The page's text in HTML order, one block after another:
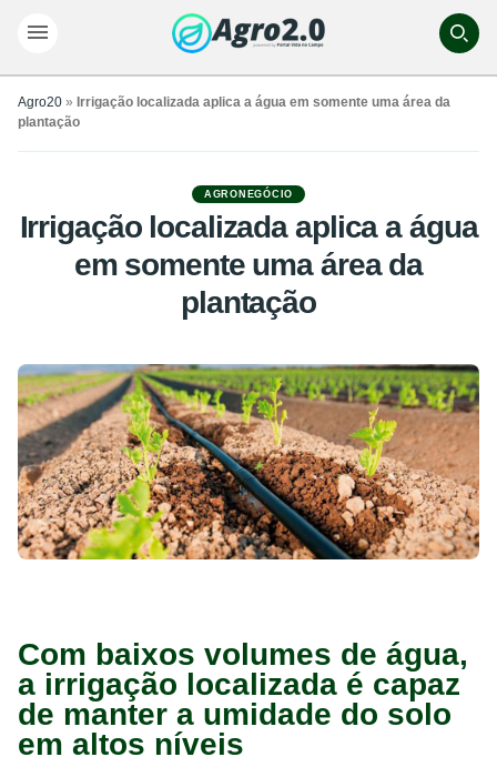
Agro20 » Irrigação localizada aplica a água em somente uma área da
plantação
AGRONEGÓCIO
Irrigação localizada aplica a água
em somente uma área da
plantação
Com baixos volumes de água,
a irrigação localizada é capaz
de manter a umidade do solo
em altos níveis